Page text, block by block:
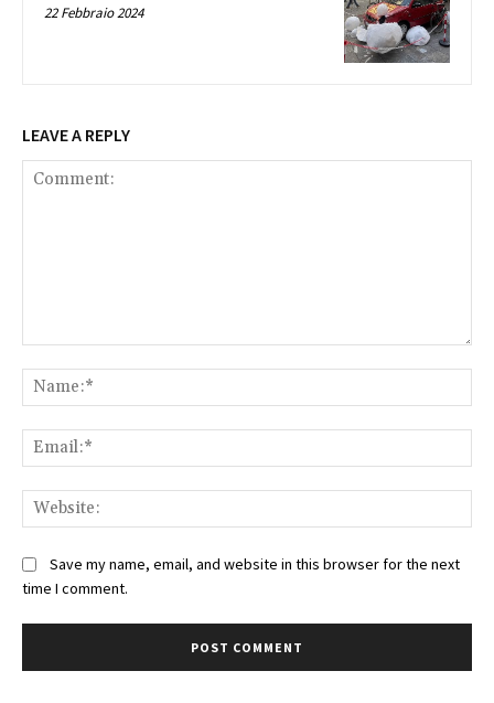
22 Febbraio 2024
LEAVE A REPLY
Save my name, email, and website in this browser for the next
time I comment.